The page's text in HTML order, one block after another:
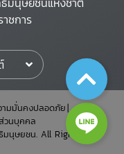
ชการ
ามมั่นคงปลอดภัย
วนบุคคล
นุษยชน. All Rights